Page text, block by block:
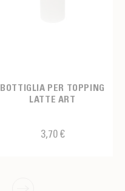
BOTTIGLIA PER TOPPING
LATTE ART
3,70 €